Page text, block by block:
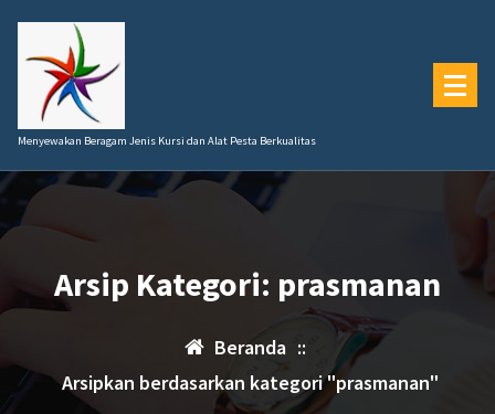
konten
Menyewakan Beragam Jenis Kursi dan Alat Pesta Berkualitas
Arsip Kategori: prasmanan
Beranda ::
Arsipkan berdasarkan kategori "prasmanan"